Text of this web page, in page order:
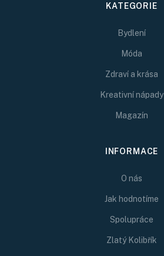
KATEGORIE
Bydlení
Móda
Zdraví a krása
Kreativní nápady
Magazín
INFORMACE
O nás
Jak hodnotíme
Spolupráce
Zlatý Kolibřík